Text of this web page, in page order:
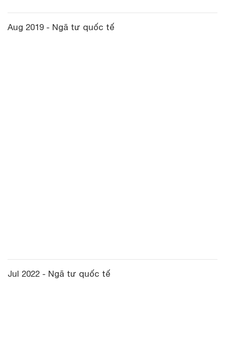
Aug 2019 - Ngã tư quốc tế
Jul 2022 - Ngã tư quốc tế